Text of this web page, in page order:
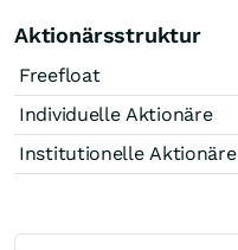
Aktionärsstruktur
Freefloat
Individuelle Aktionäre
Institutionelle Aktionäre